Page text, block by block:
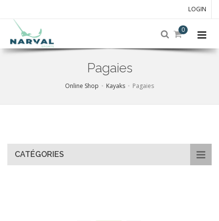
LOGIN
0
Pagaies
Online Shop Kayaks Pagaies
CATÉGORIES